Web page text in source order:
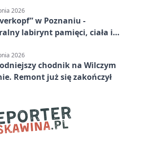
2026
w Poznaniu -
labirynt pamięci, ciała i
2026
chodnik na Wilczym
Remont już się zakończył